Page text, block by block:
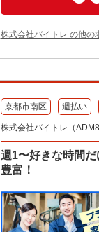
株式会社バイトレ の他の
京都市南区 週払い
株式会社バイトレ（
週1〜好きな時間
豊富！